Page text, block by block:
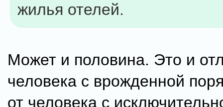
жилья отелей.
Может и половина. Это и
человека с врожденной
от человека с